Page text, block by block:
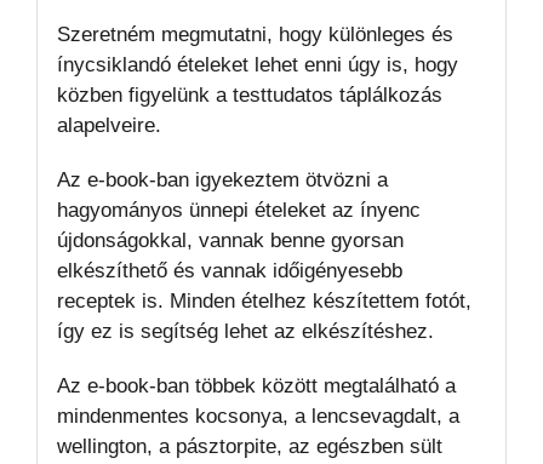
Szeretném megmutatni, hogy különleges és
ínycsiklandó ételeket lehet enni úgy is, hogy
közben figyelünk a testtudatos táplálkozás
alapelveire.
Az e-book-ban igyekeztem ötvözni a
hagyományos ünnepi ételeket az ínyenc
újdonságokkal, vannak benne gyorsan
elkészíthető és vannak időigényesebb
receptek is. Minden ételhez készítettem fotót,
így ez is segítség lehet az elkészítéshez.
Az e-book-ban többek között megtalálható a
mindenmentes kocsonya, a lencsevagdalt, a
wellington, a pásztorpite, az egészben sült